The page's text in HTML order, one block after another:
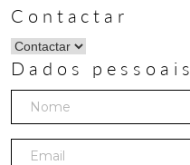
Contactar
Dados pessoais